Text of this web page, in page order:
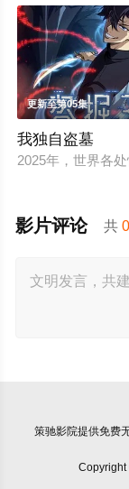
更新至第05集
我独自盗墓
2025年，世界各
共0
影片评论
策驰影院提供免费
Copyright